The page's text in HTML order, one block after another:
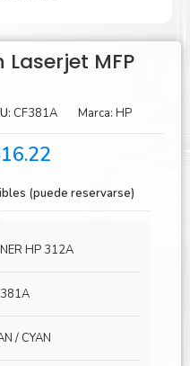
Laserjet MFP
CF381A Marca: HP
actual
S/616.22.
(puede reservarse)
HP 312A
/ CYAN